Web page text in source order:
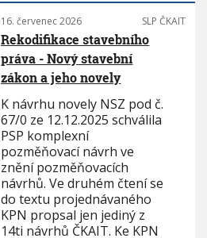
16. červenec 2026 SLP ČKAIT
Rekodifikace stavebního
práva - Nový stavební
zákon a jeho novely
K návrhu novely NSZ pod č.
67/0 ze 12.12.2025 schválila
PSP komplexní
pozměňovací návrh ve
znění pozměňovacích
návrhů. Ve druhém čtení se
do textu projednávaného
KPN propsal jen jediný z
14ti návrhů ČKAIT. Ke KPN